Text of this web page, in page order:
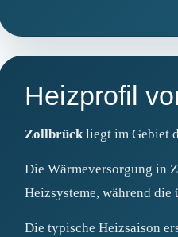
Heizprofil
Zollbrückliegt im Gebiet
Die Wärmeversorgung in
Heizsysteme, während
Die typische Heizsaison